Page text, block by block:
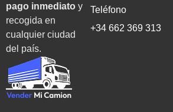
pago inmediato y
recogida en
cualquier ciudad
del país.
Teléfono
+34 662 369 313